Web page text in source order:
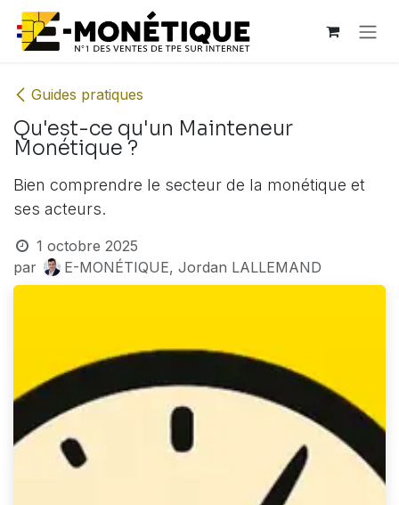
Se rendre au contenu
Guides pratiques
Qu'est-ce qu'un Mainteneur
Monétique ?
Bien comprendre le secteur de la monétique et
ses acteurs.
1 octobre 2025
par
E-MONÉTIQUE, Jordan LALLEMAND